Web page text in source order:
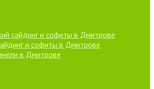
сайдинг и софиты в Дмитрове
и софиты в Дмитрове
в Дмитрове